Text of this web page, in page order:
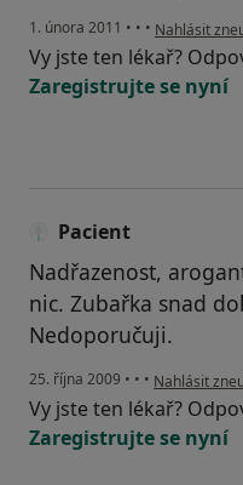
1. února 2011 • • • podle
Nahlásit
Vy jste ten lékař?
Zaregistrujte se nyní
Pacient
Nadřazenost,
nic. Zubařka snad
Nedoporučuji.
25. října 2009 • • • podle názoru
Nahlásit
Vy jste ten lékař?
Zaregistrujte se nyní